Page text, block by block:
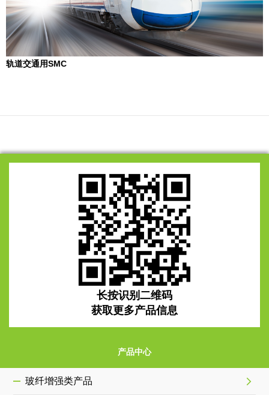
轨道交通用SMC
长按识别二维码
获取更多产品信息
产品中心
玻纤增强类产品